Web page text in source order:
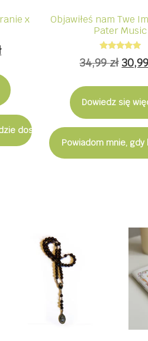
x
Aktualna
wynosi:
29,99 zł.
dostępny
Objawiłeś nam Twe
Pater Music
Oceniono
5.00
34,99zł 30,99
Dowiedz się
Powiadom mnie, gdy